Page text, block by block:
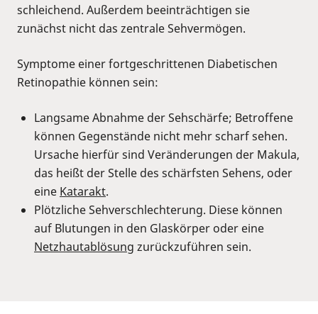
schleichend. Außerdem beeinträchtigen sie
zunächst nicht das zentrale Sehvermögen.
Symptome einer fortgeschrittenen Diabetischen
Retinopathie können sein:
Langsame Abnahme der Sehschärfe; Betroffene
können Gegenstände nicht mehr scharf sehen.
Ursache hierfür sind Veränderungen der Makula,
das heißt der Stelle des schärfsten Sehens, oder
eine Katarakt.
Plötzliche Sehverschlechterung. Diese können
auf Blutungen in den Glaskörper oder eine
Netzhautablösung zurückzuführen sein.